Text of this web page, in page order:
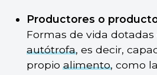
Productores o
Formas de vida
autótrofa, es decir,
propioalimento, como